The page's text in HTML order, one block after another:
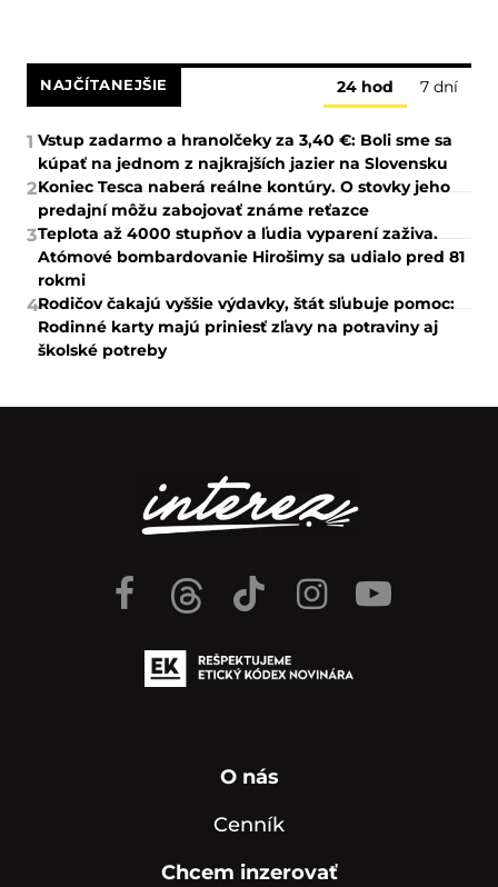
NAJČÍTANEJŠIE 24 hod 7 dní
1 Vstup zadarmo a hranolčeky za 3,40 €: Boli sme sa
kúpať na jednom z najkrajších jazier na Slovensku
2Koniec Tesca naberá reálne kontúry. O stovky jeho
predajní môžu zabojovať známe reťazce
3Teplota až 4000 stupňov a ľudia vyparení zaživa.
Atómové bombardovanie Hirošimy sa udialo pred 81
rokmi
4Rodičov čakajú vyššie výdavky, štát sľubuje pomoc:
Rodinné karty majú priniesť zľavy na potraviny aj
školské potreby
O nás
Cenník
Chcem inzerovať